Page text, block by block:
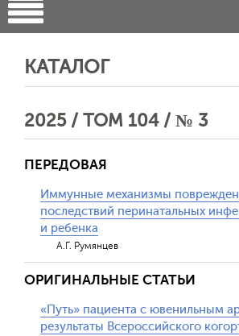
КАТАЛОГ
2025 / ТОМ 104 / № 3
ПЕРЕДОВАЯ
Иммунные механизмы
последствий перинатальных
и ребенка
А.Г. Румянцев
ОРИГИНАЛЬНЫЕ СТАТЬИ
«Путь» пациента с ювенильным
результаты Всероссийского